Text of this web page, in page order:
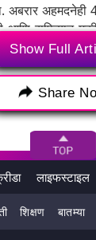
अबरार
सुफियान
होता. आता
Show Full
Share
लाइफस्टाइल
शिक्षण बातम्या